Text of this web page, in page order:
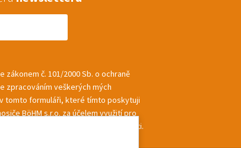
zákonem č. 101/2000 Sb. o ochraně
zpracováním veškerých mých
tomto formuláři, které tímto poskytuji
BöHM s.r.o. za účelem využití pro
informací a nabídek společnosti.